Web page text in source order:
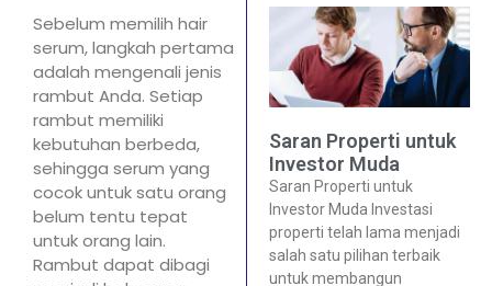
Sebelum memilih hair
serum, langkah pertama
adalah mengenali jenis
rambut Anda. Setiap
rambut memiliki
kebutuhan berbeda,
sehingga serum yang
cocok untuk satu orang
belum tentu tepat
untuk orang lain.
Rambut dapat dibagi
Saran Properti untuk
Investor Muda
Saran Properti untuk
Investor Muda Investasi
properti telah lama menjadi
salah satu pilihan terbaik
untuk membangun